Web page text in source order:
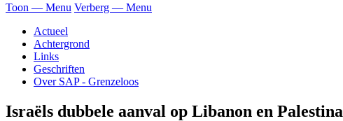
Toon — Menu Verberg — Menu
Actueel
Achtergrond
Links
Geschriften
Over SAP - Grenzeloos
Israëls dubbele aanval op Libanon en Palestina